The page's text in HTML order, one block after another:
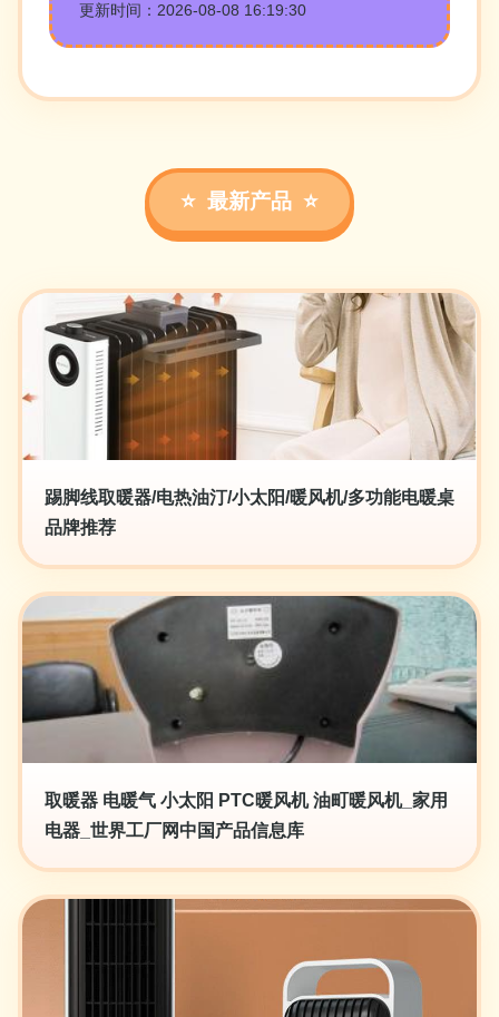
更新时间：2026-08-08 16:19:30
最新产品
踢脚线取暖器/电热油汀/小太阳/暖风机/多功能电暖桌
品牌推荐
取暖器 电暖气 小太阳 PTC暖风机 油町暖风机_家用
电器_世界工厂网中国产品信息库